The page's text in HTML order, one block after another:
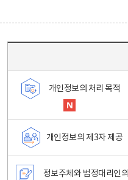
개인정보의 처리 목적
개인정보의 제3자 제공
정보주체와 법정대리인의